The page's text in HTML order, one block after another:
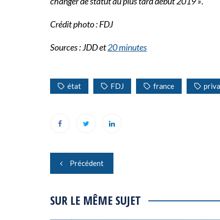
Crédit photo : FDJ
Sources : JDD et20 minutes
état FDJ france
Navigation
de
l’article
Précédent
SUR LE MÊME SUJET